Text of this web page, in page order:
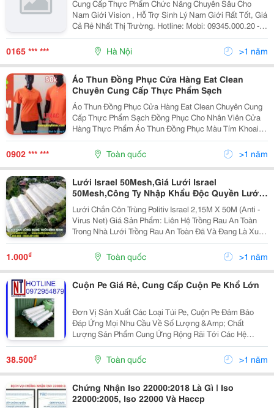
Cung Cấp Thực Phẩm Chức Năng Chuyên Sâu Cho
Nam Giới Vision , Hỗ Trợ Sinh Lý Nam Giới Rất Tốt, Giá
Cả Rẻ Nhất Thị Trường. Hotline: Mobi: 09345.000.20 -
Viettel: 097890.33.11 Hiện Nay, Chúng Tôi Cung Cấp
Sản Phẩm Vision Với Giá Cực Rẻ, Hàng Chính H
0165 *** *** Hà Nội >1 năm
Áo Thun Đồng Phục Cửa Hàng Eat Clean
Chuyên Cung Cấp Thực Phẩm Sạch
Áo Thun Đồng Phục Cửa Hàng Eat Clean Chuyên Cung
Cấp Thực Phẩm Sạch Đồng Phục Cho Nhân Viên Cửa
Hàng Thực Phẩm Áo Thun Đồng Phục Màu Tím Khoai
Môn Áo Thun Đồng Phục Cổ Tròn Áo Thun Đồng Phục
Có Cổ In Áo Đồng...
0902 *** *** Toàn quốc >1 năm
Lưới Israel 50Mesh,Giá Lưới Israel
50Mesh,Công Ty Nhập Khẩu Độc Quyền Lưới
Côn Trùng Politiv Israel
Lưới Chắn Côn Trùng Politiv Israel 2,15M X 50M (Anti -
Virus Net) Giá Sản Phẩm: Liên Hệ Trồng Rau An Toàn
Trong Nhà Lưới Trồng Rau An Toàn Đã Và Đang Là Xu
Thế Tấc Yếu. Trồng Rau An Toàn Trong Nhà Lưới Góp
Phần Cung Cấp Thực Phẩm An Toàn Cho...
1.000₫ Toàn quốc >1 năm
Cuộn Pe Giá Rẻ, Cung Cấp Cuộn Pe Khổ Lớn
Đơn Vị Sản Xuất Các Loại Túi Pe, Cuộn Pe Đảm Bảo
Đáp Ứng Mọi Nhu Cầu Về Số Lượng &Amp; Chất
Lượng Sản Phẩm Cung Ứng Rộng Rãi Tới Các Hệ
Thống Siêu Thị Trên Toàn Quốc, Công Ty May Mặc,
Công Ty Nuôi Trồng Thủy Hải Sản, Công Ty Cung Cấp
Thực Phẩm,.....
38.500₫ Toàn quốc >1 năm
Chứng Nhận Iso 22000:2018 Là Gì | Iso
22000:2005, Iso 22000 Và Haccp